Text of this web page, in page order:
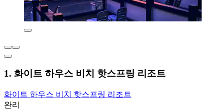
1. 화이트 하우스 비치 핫스프링 리조트
화이트 하우스 비치 핫스프링 리조트
완리